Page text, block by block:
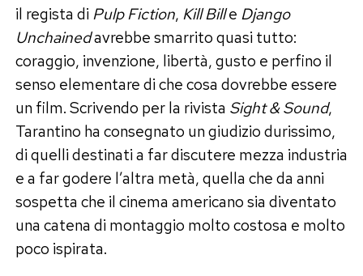
il regista diPulp Fiction, Kill Bille Django
Unchainedavrebbe smarrito quasi tutto:
coraggio, invenzione, libertà, gusto e perfino il
senso elementare di che cosa dovrebbe essere
un film. Scrivendo per la rivista Sight & Sound,
Tarantino ha consegnato un giudizio durissimo,
di quelli destinati a far discutere mezza industria
e a far godere l’altra metà, quella che da anni
sospetta che il cinema americano sia diventato
una catena di montaggio molto costosa e molto
poco ispirata.